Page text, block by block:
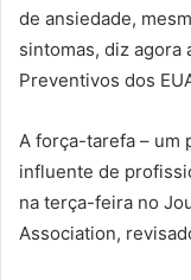
de ansiedade,
sintomas, diz agora
Preventivos dos
A força-tarefa – um
influente de
na terça-feira no
Association,